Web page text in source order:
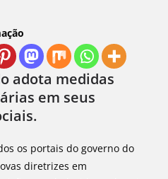
adota medidas
em seus
os portais do governo do
diretrizes em